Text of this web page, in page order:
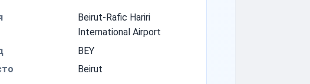
Beirut-Rafic Hariri
International Airport
BEY
Beirut